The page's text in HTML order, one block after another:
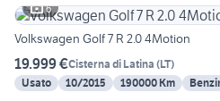
6
Volkswagen Golf 7 R 2.0 4Motion
19.999 €Cisterna di Latina (LT)
Usato
10/2015 190000 Km